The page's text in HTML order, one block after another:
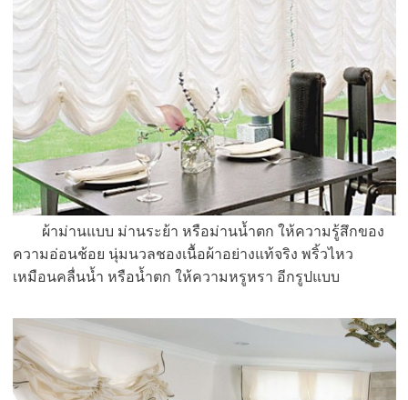
ผ้าม่านแบบ ม่านระย้า หรือม่านน้ำตก ให้ความรู้สึกของ
ความอ่อนช้อย นุ่มนวลชองเนื้อผ้าอย่างแท้จริง พริ้วไหว
เหมือนคลื่นน้ำ หรือน้ำตก ให้ความหรูหรา อีกรูปแบบ